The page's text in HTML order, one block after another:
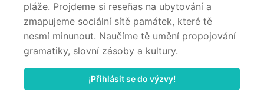
pláže. Projdeme si reseñas na ubytování a
zmapujeme sociální sítě památek, které tě
nesmí minunout. Naučíme tě umění propojování
gramatiky, slovní zásoby a kultury.
¡Přihlásit se do výzvy!